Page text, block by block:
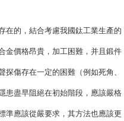
在的，結合考慮我國鈦工業生產的
金價格昂貴，加工困難，并且鍛件
探傷存在一定的困難（例如死角、
患盡早阻絕在初始階段，應該嚴格
準應該從嚴要求，其方法也應該更